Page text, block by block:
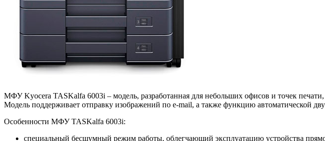
МФУ Kyocera TASKalfa 6003i – модель, разработанная для небольших офисов и точек
Модель поддерживает отправку изображений по e-mail, а также функцию автоматической
Особенности МФУ TASKalfa 6003i:
специальный бесшумный режим работы, облегчающий эксплуатацию устройства